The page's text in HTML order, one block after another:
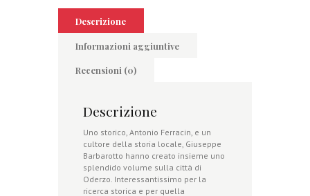
Descrizione
Informazioni aggiuntive
Recensioni (0)
Descrizione
Uno storico, Antonio Ferracin, e un
cultore della storia locale, Giuseppe
Barbarotto hanno creato insieme uno
splendido volume sulla città di
Oderzo. Interessantissimo per la
ricerca storica e per quella